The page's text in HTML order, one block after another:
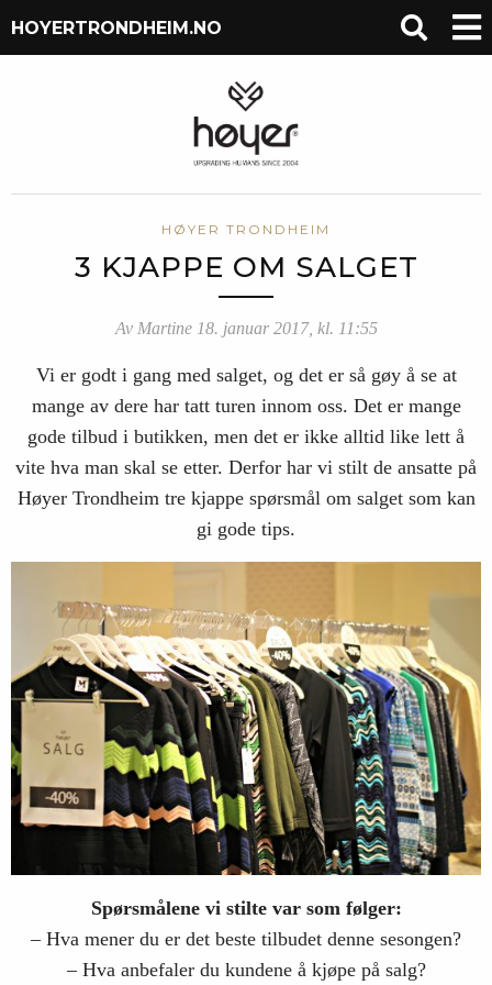
HOYERTRONDHEIM.NO
HØYER TRONDHEIM
3 KJAPPE OM SALGET
Av Martine 18. januar 2017, kl. 11:55
Vi er godt i gang med salget, og det er så gøy å se at
mange av dere har tatt turen innom oss. Det er mange
gode tilbud i butikken, men det er ikke alltid like lett å
vite hva man skal se etter. Derfor har vi stilt de ansatte på
Høyer Trondheim tre kjappe spørsmål om salget som kan
gi gode tips.
Spørsmålene vi stilte var som følger:
– Hva mener du er det beste tilbudet denne sesongen?
– Hva anbefaler du kundene å kjøpe på salg?